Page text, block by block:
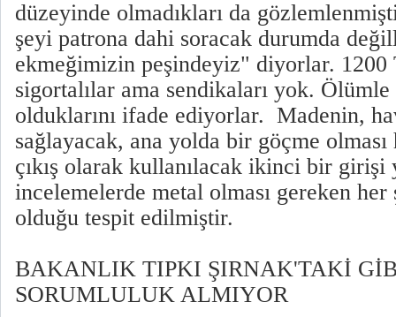
düzeyinde olmadıkları da
şeyi patrona dahi soracak durumda
ekmeğimizin peşindeyiz" diyorlar. 1200
sigortalılar ama sendikaları yok.
olduklarını ifade ediyorlar. Madenin,
sağlayacak, ana yolda bir göçme
çıkış olarak kullanılacak ikinci bir girişi
incelemelerde metal olması gereken
olduğu tespit edilmiştir.
BAKANLIK TIPKI ŞIRNAK'TAKİ
SORUMLULUK ALMIYOR